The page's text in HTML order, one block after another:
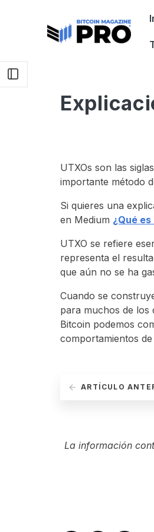
UTXOs son las
importante método
Si quieres una
en Medium ¿Qué es
UTXO se refiere
representa el
que aún no se ha
Cuando se
para muchos de los
Bitcoin podemos
comportamientos
ARTÍCULO
La información